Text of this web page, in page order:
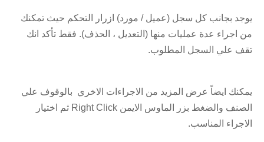
يوجد بجانب كل سجل (عميل / مورد) ازرار التحكم حيث تمكنك
من اجراء عدة عمليات منها (التعديل ، الحذف). فقط تأكد انك
تقف علي السجل المطلوب.
يمكنك ايضاً عرض المزيد من الاجراءات الاخري بالوقوف علي
الصنف والضغط بزر الماوس الايمن Right Click ثم اختيار
الاجراء المناسب.